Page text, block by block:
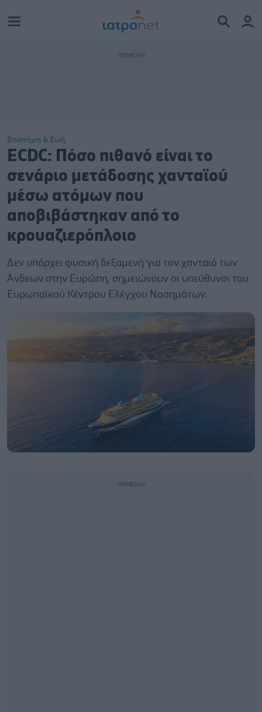
Επιστήμη & Ζωή
ECDC: Πόσο πιθανό είναι το
σενάριο μετάδοσης χανταϊού
μέσω ατόμων που
αποβιβάστηκαν από το
κρουαζιερόπλοιο
Δεν υπάρχει φυσική δεξαμενή για τον χανταϊό των
Άνδεων στην Ευρώπη, σημειώνουν οι υπεύθυνοι του
Ευρωπαϊκού Κέντρου Ελέγχου Νοσημάτων.